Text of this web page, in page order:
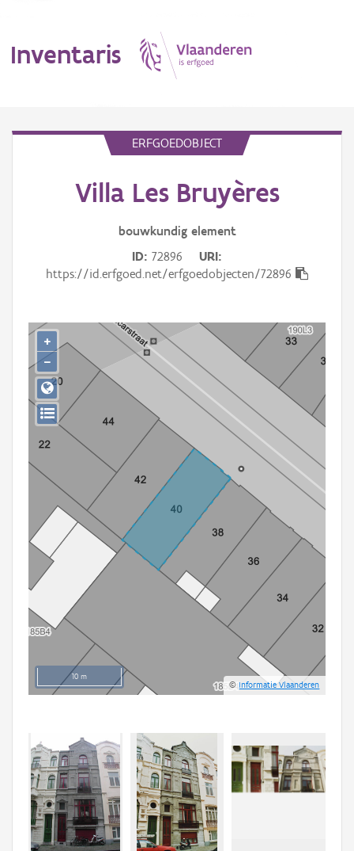
Inventaris
Erfgoedobject
Gebeurtenis
Persoon of collectief
Downloads
Hergebruik
Aanmelden
ERFGOEDOBJECT
Villa Les Bruyères
bouwkundig element
ID 72896
URI
https://id.erfgoed.net/erfgoedobjecten/72896
10 m
©Informatie Vlaanderen
+
−